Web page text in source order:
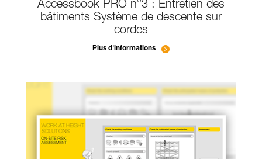
Accessbook PRO n°3 : Entretien des
bâtiments Système de descente sur
cordes
Plus d'informations